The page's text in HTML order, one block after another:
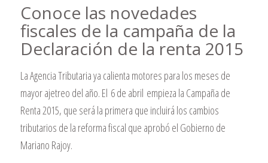
Conoce las novedades
fiscales de la campaña de la
Declaración de la renta 2015
La Agencia Tributaria ya calienta motores para los meses de
mayor ajetreo del año. El 6 de abril empieza la Campaña de
Renta 2015, que será la primera que incluirá los cambios
tributarios de la reforma fiscal que aprobó el Gobierno de
Mariano Rajoy.